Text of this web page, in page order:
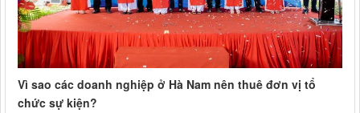
Vì sao các doanh nghiệp ở Hà Nam nên thuê đơn vị tổ
chức sự kiện?